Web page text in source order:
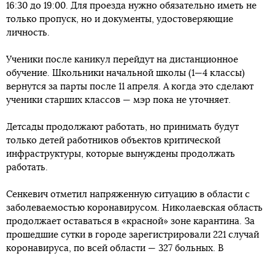
16:30 до 19:00. Для проезда нужно обязательно иметь не
только пропуск, но и документы, удостоверяющие
личность.
Ученики после каникул перейдут на дистанционное
обучение. Школьники начальной школы (1—4 классы)
вернутся за парты после 11 апреля. А когда это сделают
ученики старших классов — мэр пока не уточняет.
Детсады продолжают работать, но принимать будут
только детей работников объектов критической
инфраструктуры, которые вынуждены продолжать
работать.
Сенкевич отметил напряженную ситуацию в области с
заболеваемостью коронавирусом. Николаевская область
продолжает оставаться в «красной» зоне карантина. За
прошедшие сутки в городе зарегистрировали 221 случай
коронавируса, по всей области — 327 больных. В